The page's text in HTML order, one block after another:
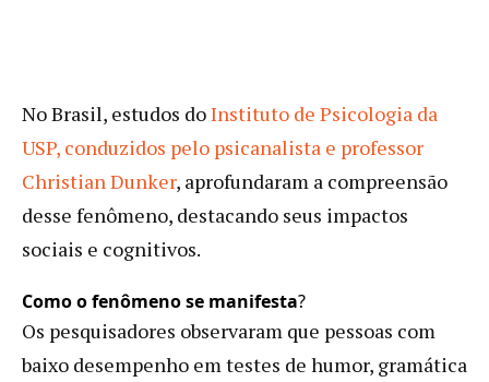
No Brasil, estudos doInstituto de Psicologia da
USP, conduzidos pelo psicanalista e professor
Christian Dunker, aprofundaram a compreensão
desse fenômeno, destacando seus impactos
sociais e cognitivos.
Como o fenômeno se manifesta?
Os pesquisadores observaram que pessoas com
baixo desempenho em testes de humor, gramática